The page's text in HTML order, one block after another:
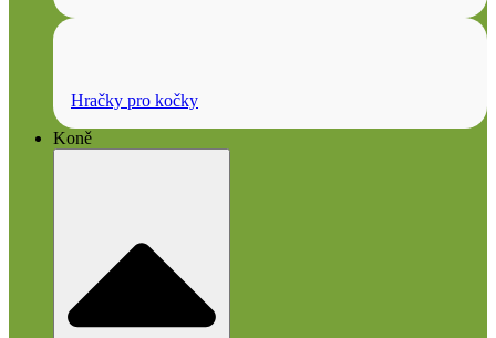
Hračky pro kočky
Koně